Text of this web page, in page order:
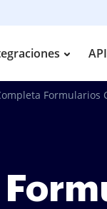
API
Formularios